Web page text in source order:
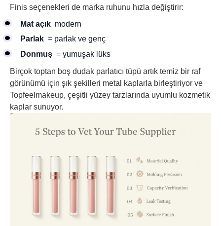
Finis seçenekleri de marka ruhunu hızla değiştirir:
Mat açık modern
Parlak = parlak ve genç
Donmuş = yumuşak lüks
Birçok toptan boş dudak parlatıcı tüpü artık temiz bir raf
görünümü için şık şekilleri metal kaplarla birleştiriyor ve
Topfeelmakeup, çeşitli yüzey tarzlarında uyumlu kozmetik
kaplar sunuyor.